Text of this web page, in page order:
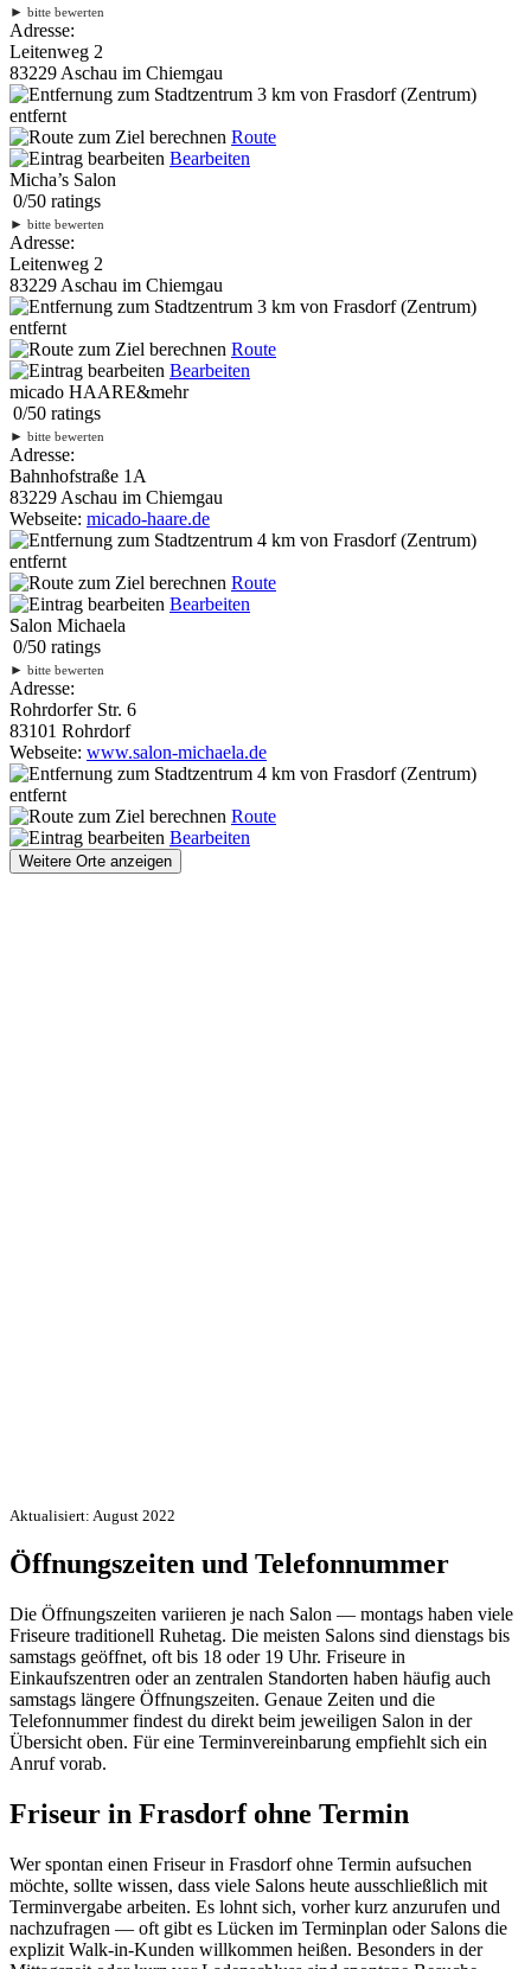
► bitte bewerten
Adresse:
Leitenweg 2
83229 Aschau im Chiemgau
3 km von Frasdorf (Zentrum)
entfernt
Route
Bearbeiten
Micha’s Salon
0/50 ratings
► bitte bewerten
Adresse:
Leitenweg 2
83229 Aschau im Chiemgau
3 km von Frasdorf (Zentrum)
entfernt
Route
Bearbeiten
micado HAARE&mehr
0/50 ratings
► bitte bewerten
Adresse:
Bahnhofstraße 1A
83229 Aschau im Chiemgau
Webseite: micado-haare.de
4 km von Frasdorf (Zentrum)
entfernt
Route
Bearbeiten
Salon Michaela
0/50 ratings
► bitte bewerten
Adresse:
Rohrdorfer Str. 6
83101 Rohrdorf
Webseite: www.salon-michaela.de
4 km von Frasdorf (Zentrum)
entfernt
Route
Bearbeiten
Weitere Orte anzeigen
Aktualisiert: August 2022
Öffnungszeiten und Telefonnummer
Die Öffnungszeiten variieren je nach Salon — montags haben viele
Friseure traditionell Ruhetag. Die meisten Salons sind dienstags bis
samstags geöffnet, oft bis 18 oder 19 Uhr. Friseure in
Einkaufszentren oder an zentralen Standorten haben häufig auch
samstags längere Öffnungszeiten. Genaue Zeiten und die
Telefonnummer findest du direkt beim jeweiligen Salon in der
Übersicht oben. Für eine Terminvereinbarung empfiehlt sich ein
Anruf vorab.
Friseur in Frasdorf ohne Termin
Wer spontan einen Friseur in Frasdorf ohne Termin aufsuchen
möchte, sollte wissen, dass viele Salons heute ausschließlich mit
Terminvergabe arbeiten. Es lohnt sich, vorher kurz anzurufen und
nachzufragen — oft gibt es Lücken im Terminplan oder Salons die
explizit Walk-in-Kunden willkommen heißen. Besonders in der